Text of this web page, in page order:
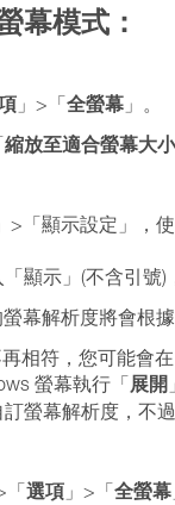
幕模式：
」>「全螢幕 」。
縮放至適合螢幕大小
「顯示設定」，
顯示」(不含引號
幕解析度將會根
相符，您可能會
螢幕執行「展開
螢幕解析度，不
「選項 」>「全螢幕